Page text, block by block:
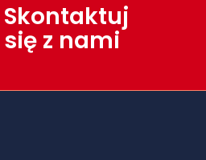
Skontaktuj
się z nami